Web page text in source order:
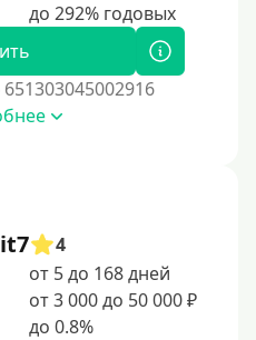
4
от 5 до 168 дней
от 3 000 до 50 000 ₽
до 0.8%